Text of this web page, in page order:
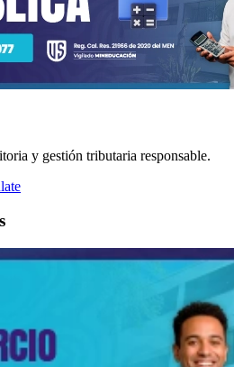
y gestión tributaria responsable.